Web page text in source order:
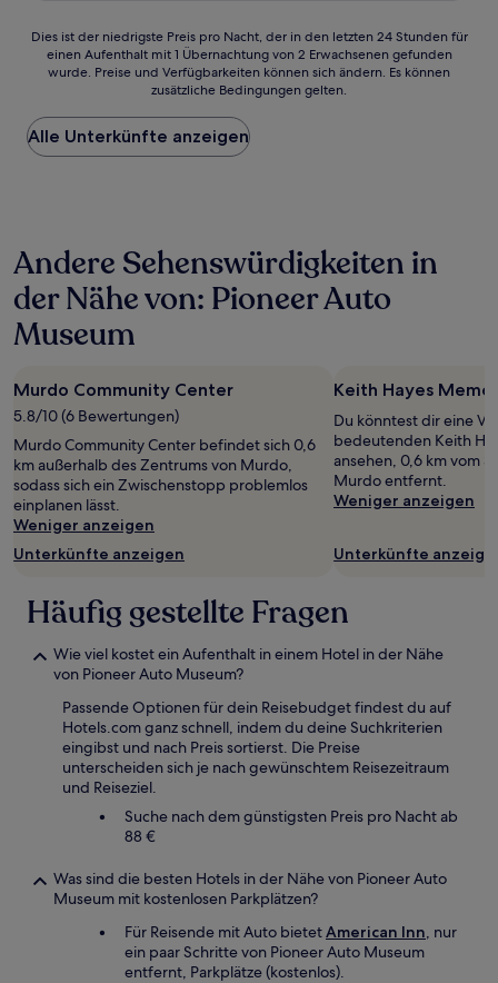
Dies
der
Preis
pro
Nacht,
24 Stunden
für
einen
mit
2 Erwachsenen
gefunden
wurde.
Preise
und
Verfügbarkeiten
können
sich
ändern.
können
zusätzliche
gelten.
Dies ist der niedrigste Preis pro Nacht, der in den letzten 24 Stunden für
einen Aufenthalt mit 1 Übernachtung von 2 Erwachsenen gefunden
wurde. Preise und Verfügbarkeiten können sich ändern. Es können
zusätzliche Bedingungen gelten.
Alle Unterkünfte anzeigen
Andere Sehenswürdigkeiten in
der Nähe von: Pioneer Auto
Museum
Murdo Community Center
5.8/10 (6 Bewertungen)
Murdo Community Center befindet sich 0,6
km außerhalb des Zentrums von Murdo,
sodass sich ein Zwischenstopp problemlos
einplanen lässt.
Weniger anzeigen
Unterkünfte anzeigen
Keith Hayes
Du könntest dir eine
bedeutenden Keith
ansehen, 0,6 km vom
Murdo entfernt.
Weniger anzeigen
Unterkünfte
Häufig gestellte Fragen
Wie viel kostet ein Aufenthalt in einem Hotel in der Nähe
von Pioneer Auto Museum?
Passende Optionen für dein Reisebudget findest du auf
Hotels.com ganz schnell, indem du deine Suchkriterien
eingibst und nach Preis sortierst. Die Preise
unterscheiden sich je nach gewünschtem Reisezeitraum
und Reiseziel.
Suche nach dem günstigsten Preis pro Nacht ab
88 €
Was sind die besten Hotels in der Nähe von Pioneer Auto
Museum mit kostenlosen Parkplätzen?
Für Reisende mit Auto bietetAmerican Inn, nur
ein paar Schritte von Pioneer Auto Museum
entfernt, Parkplätze (kostenlos).